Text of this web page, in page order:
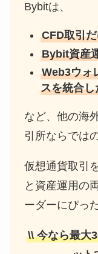
Bybitは、
CFD取引
Bybit資産
Web3ウォ
スを統合
など、他の海
引所ならでは
仮想通貨取引
と資産運用の
ーダーにぴっ
\\ 今なら最大